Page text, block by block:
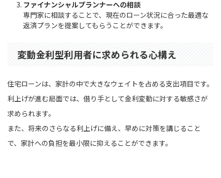
ファイナンシャルプランナーへの相談
専門家に相談することで、現在のローン状況に合った最適な
返済プランを提案してもらうことができます。
変動金利型利用者に求められる心構え
住宅ローンは、家計の中で大きなウェイトを占める支出項目です。
利上げが進む局面では、借り手として金利変動に対する敏感さが
求められます。
また、将来のさらなる利上げに備え、早めに対策を講じること
で、家計への負担を最小限に抑えることができます。